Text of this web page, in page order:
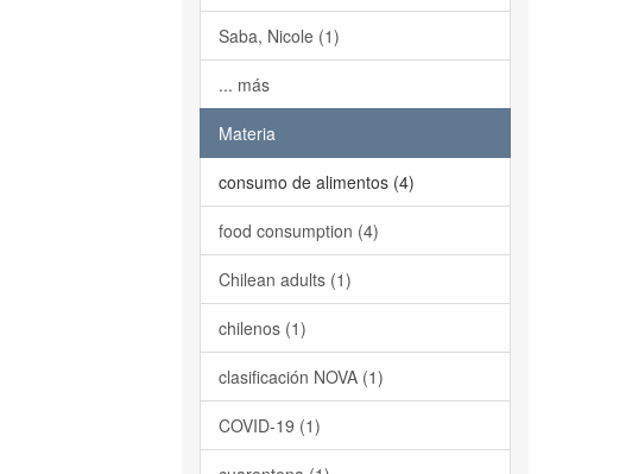
Saba, Nicole (1)
... más
Materia
consumo de alimentos (4)
food consumption (4)
Chilean adults (1)
chilenos (1)
clasificación NOVA (1)
COVID-19 (1)